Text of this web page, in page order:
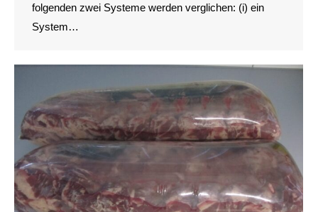
folgenden zwei Systeme werden verglichen: (i) ein
System…